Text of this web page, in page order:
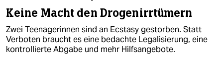
Keine Macht den Drogenirrtümern
Zwei Teenagerinnen sind an Ecstasy gestorben. Statt
Verboten braucht es eine bedachte Legalisierung, eine
kontrollierte Abgabe und mehr Hilfsangebote.